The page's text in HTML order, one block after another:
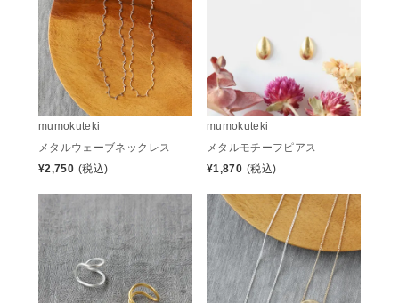
mumokuteki
メタルウェーブネックレス
¥2,750 (税込)
mumokuteki
メタルモチーフピアス
¥1,870 (税込)